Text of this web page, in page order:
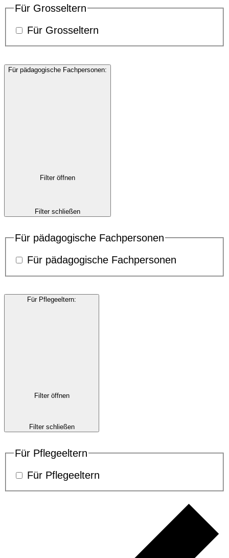
Für Grosseltern
Für Grosseltern
Für pädagogische Fachpersonen:
Filter öffnen
Filter schließen
Für pädagogische Fachpersonen
Für pädagogische Fachpersonen
Für Pflegeeltern:
Filter öffnen
Filter schließen
Für Pflegeeltern
Für Pflegeeltern